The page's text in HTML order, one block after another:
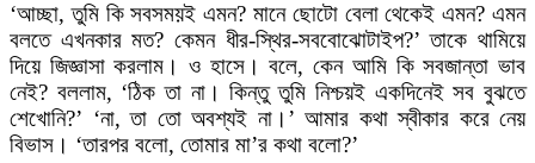
‘আচ্ছা, তুমি কি সবসময়ই এমন? মানে ছোটো বেলা থেকেই এমন? এমন
বলতে এখনকার মত? কেমন ধীর-স্থির-সববোঝোটাইপ?’ তাকে থামিয়ে
দিয়ে জিজ্ঞাসা করলাম। ও হাসে। বলে, কেন আমি কি সবজান্তা ভাব
নেই? বললাম, ‘ঠিক তা না। কিন্তু তুমি নিশ্চয়ই একদিনেই সব বুঝতে
শেখোনি?’ ‘না, তা তো অবশ্যই না।’ আমার কথা স্বীকার করে নেয়
বিভাস। ‘তারপর বলো, তোমার মা’র কথা বলো?’